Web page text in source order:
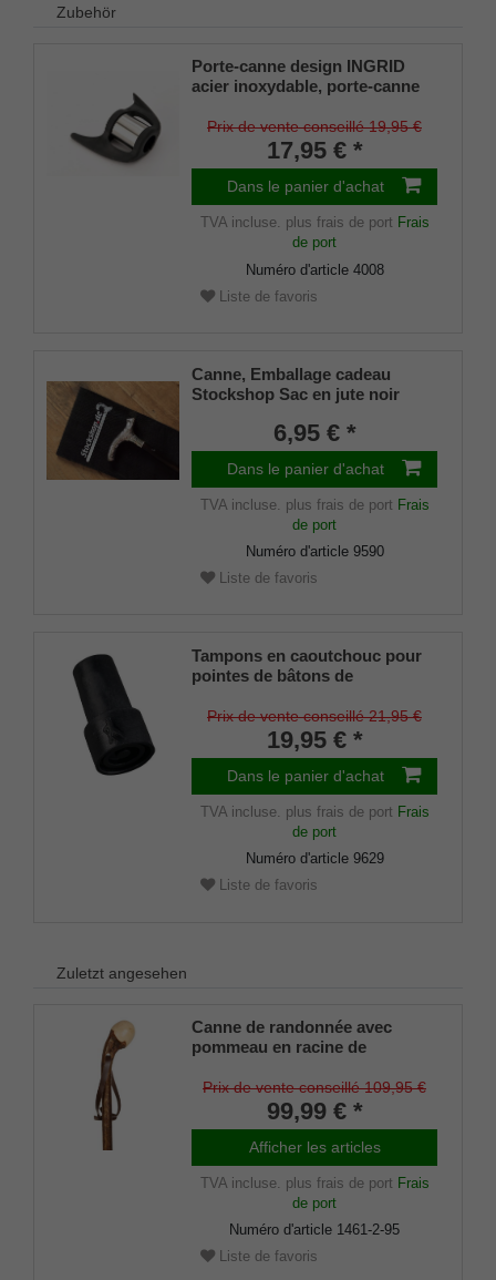
Zubehör
Porte-canne design INGRID
acier inoxydable, porte-canne
22mm), caoutchouc souple
Prix de vente conseillé 19,95 €
17,95 € *
Dans le panier d'achat
TVA incluse. plus frais de port Frais
de port
Numéro d'article 4008
Liste de favoris
Canne, Emballage cadeau
Stockshop Sac en jute noir
6,95 € *
Dans le panier d'achat
TVA incluse. plus frais de port Frais
de port
Numéro d'article 9590
Liste de favoris
Tampons en caoutchouc pour
pointes de bâtons de
insert en acier (lot de 2)
Prix de vente conseillé 21,95 €
19,95 € *
Dans le panier d'achat
TVA incluse. plus frais de port Frais
de port
Numéro d'article 9629
Liste de favoris
Zuletzt angesehen
Canne de randonnée avec
pommeau en racine de
bois de noisetier européen,
côté racine poli à la main,
résistant à l'écorce et vernis
satiné, dragonne en cuir et
pointe de bâton de montagne
en métal incluses.
Prix de vente conseillé 109,95 €
99,99 € *
Afficher les articles
TVA incluse. plus frais de port Frais
de port
Numéro d'article 1461-2-95
Liste de favoris